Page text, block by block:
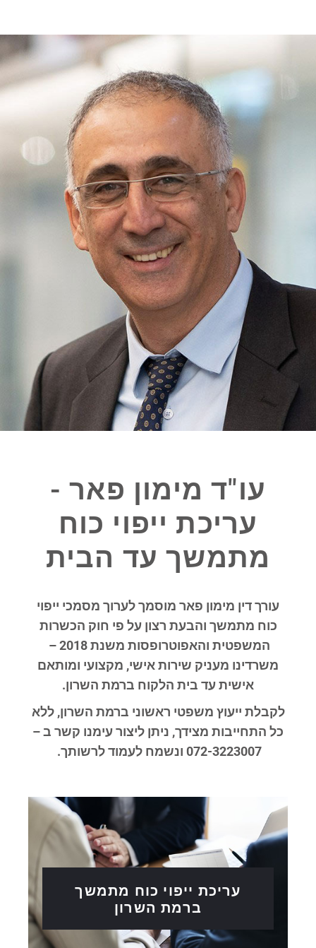
עו"ד מימון פאר -
עריכת ייפוי כוח
מתמשך עד הבית
עורך דין מימון פאר מוסמך לערוך מסמכי ייפוי
כוח מתמשך והבעת רצון על פי חוק הכשרות
המשפטית והאפוטרופסות משנת 2018 –
משרדינו מעניק שירות אישי, מקצועי ומותאם
אישית עד בית הלקוח ברמת השרון.
לקבלת ייעוץ משפטי ראשוני ברמת השרון, ללא
כל התחייבות מצידך, ניתן ליצור עימנו קשר ב –
072-3223007 ונשמח לעמוד לרשותך.
עריכת ייפוי כוח מתמשך
ברמת השרון